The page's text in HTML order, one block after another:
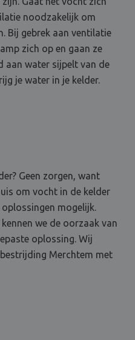
noodzakelijk om
Bij gebrek aan ventilatie
zich op en gaan ze
aan water sijpelt van de
je water in je kelder.
Geen zorgen, want
om vocht in de kelder
mogelijk.
we de oorzaak van
oplossing. Wij
Merchtem met